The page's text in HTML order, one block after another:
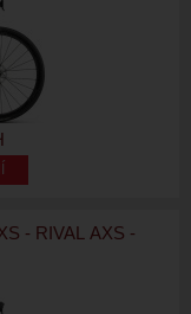
- RIVAL AXS -